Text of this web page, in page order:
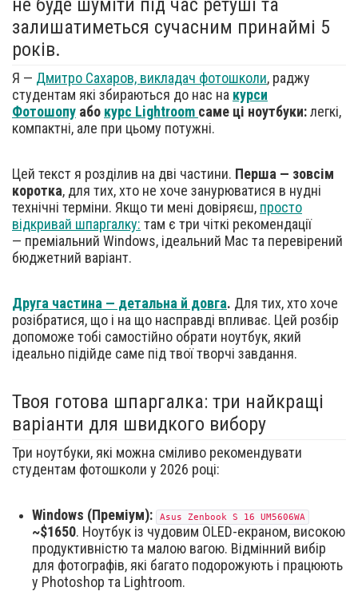
не буде шуміти під час ретуші та
залишатиметься сучасним принаймі 5
років.
Я — Дмитро Сахаров, викладач фотошколи, раджу
студентам які збираються до нас на курси
Фотошопу або курс Lightroom саме ці ноутбуки:легкі,
компактні, але при цьому потужні.
Цей текст я розділив на дві частини. Перша — зовсім
коротка, для тих, хто не хоче занурюватися в нудні
технічні терміни. Якщо ти мені довіряєш, просто
відкривай шпаргалку: там є три чіткі рекомендації
— преміальний Windows, ідеальний Mac та перевірений
бюджетний варіант.
Друга частина — детальна й довга. Для тих, хто хоче
розібратися, що і на що насправді впливає. Цей розбір
допоможе тобі самостійно обрати ноутбук, який
ідеально підійде саме під твої творчі завдання.
Твоя готова шпаргалка: три найкращі
варіанти для швидкого вибору
Три ноутбуки, які можна сміливо рекомендувати
студентам фотошколи у 2026 році:
Windows (Преміум): Asus Zenbook S 16 UM5606WA
~$1650. Ноутбук із чудовим OLED-екраном, високою
продуктивністю та малою вагою. Відмінний вибір
для фотографів, які багато подорожують і працюють
у Photoshop та Lightroom.